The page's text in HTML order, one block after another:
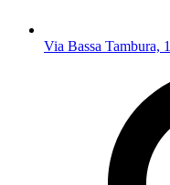
Via Bassa Tambura,